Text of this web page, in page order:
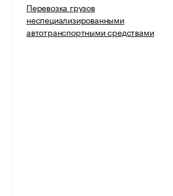
Перевозка грузов
неспециализированными
автотранспортными средствами